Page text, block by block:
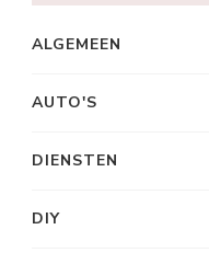
ALGEMEEN
AUTO'S
DIENSTEN
DIY